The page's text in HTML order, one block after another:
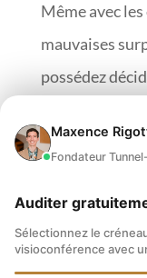
Même avec
mauvaises
possédez
supprimer
QUEL
Une stratégie
pour vivre de
Maxence
Fondateur
Auditer
Sélectionnez le
visioconférence avec